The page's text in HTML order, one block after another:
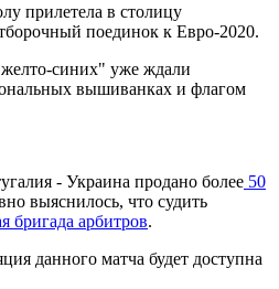
прилетела в столицу
поединок к Евро-2020.
синих" уже ждали
вышиванках и флагом
- Украина продано более 50
выяснилось, что судить
бригада арбитров.
данного матча будет доступна